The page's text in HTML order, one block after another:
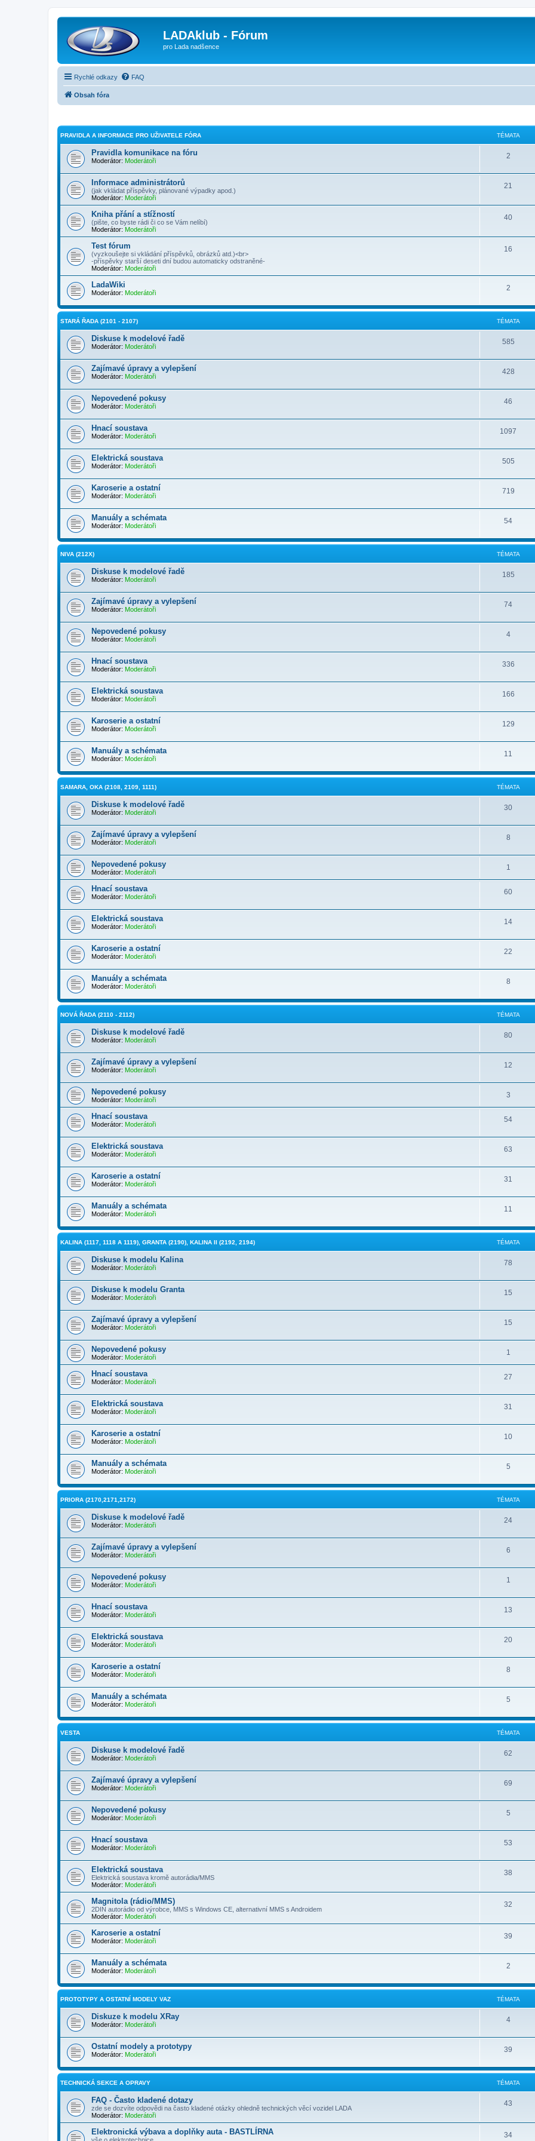
LADAklub - Fórum
pro Lada nadšence
Rychlé odkazy FAQ
Obsah fóra
PRAVIDLA A INFORMACE PRO UŽIVATELE FÓRA TÉMATA
Pravidla komunikace na fóru
Moderátor: Moderátoři
2
Informace administrátorů
(jak vkládat příspěvky, plánované výpadky apod.)
Moderátor: Moderátoři
21
Kniha přání a stížností
(pište, co byste rádi či co se Vám nelíbí)
Moderátor: Moderátoři
40
Test fórum
(vyzkoušejte si vkládání příspěvků, obrázků atd.)<br>
-příspěvky starší deseti dní budou automaticky odstraněné-
Moderátor: Moderátoři
16
LadaWiki
Moderátor: Moderátoři
2
STARÁ ŘADA (2101 - 2107) TÉMATA
Diskuse k modelové řadě
Moderátor: Moderátoři
585
Zajímavé úpravy a vylepšení
Moderátor: Moderátoři
428
Nepovedené pokusy
Moderátor: Moderátoři
46
Hnací soustava
Moderátor: Moderátoři
1097
Elektrická soustava
Moderátor: Moderátoři
505
Karoserie a ostatní
Moderátor: Moderátoři
719
Manuály a schémata
Moderátor: Moderátoři
54
NIVA (212X) TÉMATA
Diskuse k modelové řadě
Moderátor: Moderátoři
185
Zajímavé úpravy a vylepšení
Moderátor: Moderátoři
74
Nepovedené pokusy
Moderátor: Moderátoři
4
Hnací soustava
Moderátor: Moderátoři
336
Elektrická soustava
Moderátor: Moderátoři
166
Karoserie a ostatní
Moderátor: Moderátoři
129
Manuály a schémata
Moderátor: Moderátoři
11
SAMARA, OKA (2108, 2109, 1111) TÉMATA
Diskuse k modelové řadě
Moderátor: Moderátoři
30
Zajímavé úpravy a vylepšení
Moderátor: Moderátoři
8
Nepovedené pokusy
Moderátor: Moderátoři
1
Hnací soustava
Moderátor: Moderátoři
60
Elektrická soustava
Moderátor: Moderátoři
14
Karoserie a ostatní
Moderátor: Moderátoři
22
Manuály a schémata
Moderátor: Moderátoři
8
NOVÁ ŘADA (2110 - 2112) TÉMATA
Diskuse k modelové řadě
Moderátor: Moderátoři
80
Zajímavé úpravy a vylepšení
Moderátor: Moderátoři
12
Nepovedené pokusy
Moderátor: Moderátoři
3
Hnací soustava
Moderátor: Moderátoři
54
Elektrická soustava
Moderátor: Moderátoři
63
Karoserie a ostatní
Moderátor: Moderátoři
31
Manuály a schémata
Moderátor: Moderátoři
11
KALINA (1117, 1118 A 1119), GRANTA (2190), KALINA II (2192, 2194) TÉMATA
Diskuse k modelu Kalina
Moderátor: Moderátoři
78
Diskuse k modelu Granta
Moderátor: Moderátoři
15
Zajímavé úpravy a vylepšení
Moderátor: Moderátoři
15
Nepovedené pokusy
Moderátor: Moderátoři
1
Hnací soustava
Moderátor: Moderátoři
27
Elektrická soustava
Moderátor: Moderátoři
31
Karoserie a ostatní
Moderátor: Moderátoři
10
Manuály a schémata
Moderátor: Moderátoři
5
PRIORA (2170,2171,2172) TÉMATA
Diskuse k modelové řadě
Moderátor: Moderátoři
24
Zajímavé úpravy a vylepšení
Moderátor: Moderátoři
6
Nepovedené pokusy
Moderátor: Moderátoři
1
Hnací soustava
Moderátor: Moderátoři
13
Elektrická soustava
Moderátor: Moderátoři
20
Karoserie a ostatní
Moderátor: Moderátoři
8
Manuály a schémata
Moderátor: Moderátoři
5
VESTA TÉMATA
Diskuse k modelové řadě
Moderátor: Moderátoři
62
Zajímavé úpravy a vylepšení
Moderátor: Moderátoři
69
Nepovedené pokusy
Moderátor: Moderátoři
5
Hnací soustava
Moderátor: Moderátoři
53
Elektrická soustava
Elektrická soustava kromě autorádia/MMS
Moderátor: Moderátoři
38
Magnitola (rádio/MMS)
2DIN autorádio od výrobce, MMS s Windows CE, alternativní MMS s Androidem
Moderátor: Moderátoři
32
Karoserie a ostatní
Moderátor: Moderátoři
39
Manuály a schémata
Moderátor: Moderátoři
2
PROTOTYPY A OSTATNÍ MODELY VAZ TÉMATA
Diskuze k modelu XRay
Moderátor: Moderátoři
4
Ostatní modely a prototypy
Moderátor: Moderátoři
39
TECHNICKÁ SEKCE A OPRAVY TÉMATA
FAQ - Často kladené dotazy
zde se dozvíte odpovědi na často kladené otázky ohledně technických věcí vozidel LADA
Moderátor: Moderátoři
43
Elektronická výbava a doplňky auta - BASTLÍRNA 34